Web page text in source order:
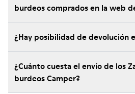
burdeos comprados en la web
¿Hay posibilidad de devolución
¿Cuánto cuesta el envío de los
burdeos Camper?